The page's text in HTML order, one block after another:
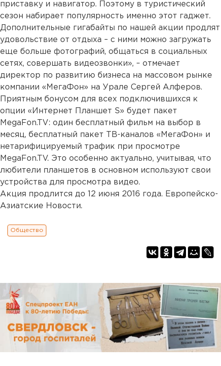
приставку и навигатор. Поэтому в туристический
сезон набирает популярность именно этот гаджет.
Дополнительные гигабайты по нашей акции продлят
удовольствие от отдыха – с ними можно загружать
еще больше фотографий, общаться в социальных
сетях, совершать видеозвонки», – отмечает
директор по развитию бизнеса на массовом рынке
компании «МегаФон» на Урале Сергей Алферов.
Приятным бонусом для всех подключившихся к
опции «Интернет Планшет S» будет пакет
MegaFon.TV: один бесплатный фильм на выбор в
месяц, бесплатный пакет ТВ-каналов «МегаФон» и
нетарифицируемый трафик при просмотре
MegaFon.TV. Это особенно актуально, учитывая, что
любители планшетов в основном используют свои
устройства для просмотра видео.
Акция продлится до 12 июня 2016 года. Европейско-
Азиатские Новости.
Общество